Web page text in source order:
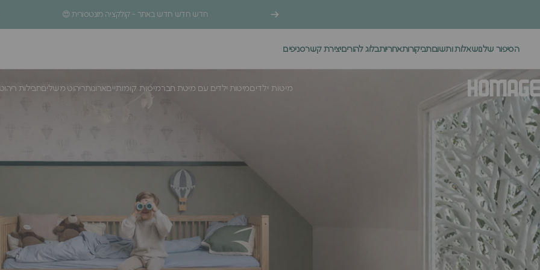
5% הנחה לרכישה הראשונה
הסיפור שלנושאלות ותשובותביקורותאחריותבלוג להוריםיצירת קשרסניפים
Homage Design
מיטות ילדיםמיטות ילדים עם מיטת חברמיטות קומותייםארונותריהוט משליםחבילות ריהוט